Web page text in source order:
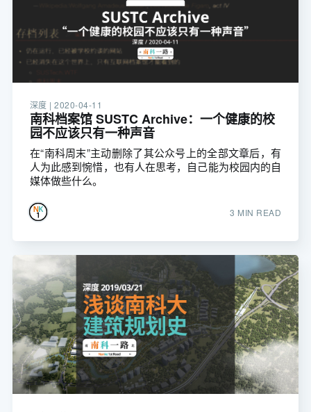
深度 |2020-04-11
南科档案馆 SUSTC Archive：一个健康的校
园不应该只有一种声音
在“南科周末”主动删除了其公众号上的全部文章后，有
人为此感到惋惜，也有人在思考，自己能为校园内的自
媒体做些什么。
3 MIN READ